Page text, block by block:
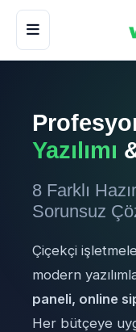
Yazılımı
8 Farklı
Sorunsuz
Çiçekçi
modern
paneli, online
Her bütçeye